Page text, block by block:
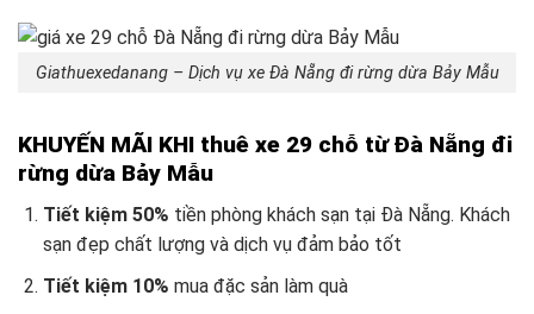
Giathuexedanang – Dịch vụ xe Đà Nẵng đi rừng dừa Bảy Mẫu
KHUYẾN MÃI KHI thuê xe 29 chỗ từ Đà Nẵng đi
rừng dừa Bảy Mẫu
Tiết kiệm 50% tiền phòng khách sạn tại Đà Nẵng. Khách
sạn đẹp chất lượng và dịch vụ đảm bảo tốt
Tiết kiệm 10% mua đặc sản làm quà